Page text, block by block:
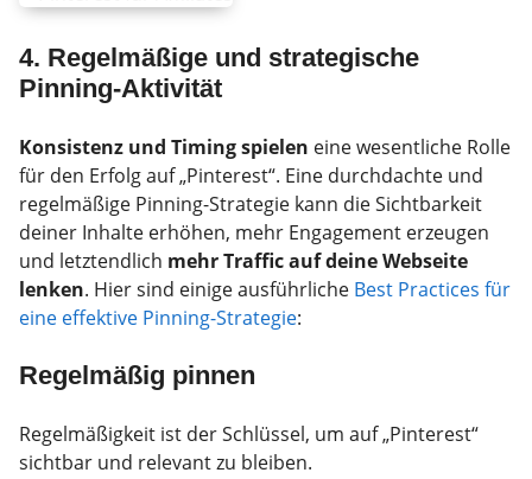
4. Regelmäßige und strategische
Pinning-Aktivität
Konsistenz und Timing spielen eine wesentliche Rolle
für den Erfolg auf „Pinterest“. Eine durchdachte und
regelmäßige Pinning-Strategie kann die Sichtbarkeit
deiner Inhalte erhöhen, mehr Engagement erzeugen
und letztendlich mehr Traffic auf deine Webseite
lenken. Hier sind einige ausführliche Best Practices für
eine effektive Pinning-Strategie:
Regelmäßig pinnen
Regelmäßigkeit ist der Schlüssel, um auf „Pinterest“
sichtbar und relevant zu bleiben.